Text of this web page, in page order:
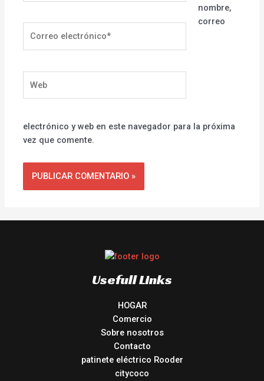
electrónico*
nombre,
correo
electrónico y web en este navegador para la próxima
vez que comente.
Usefull Links
HOGAR
Comercio
Sobre nosotros
Contacto
patinete eléctrico Rooder
citycoco